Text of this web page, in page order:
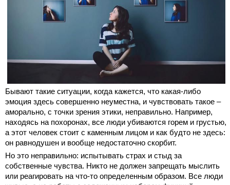
Бывают такие ситуации, когда кажется, что какая-либо
эмоция здесь совершенно неуместна, и чувствовать такое –
аморально, с точки зрения этики, неправильно. Например,
находясь на похоронах, все люди убиваются горем и грустью,
а этот человек стоит с каменным лицом и как будто не здесь:
он равнодушен и вообще недостаточно скорбит.
Но это неправильно: испытывать страх и стыд за
собственные чувства. Никто не должен запрещать мыслить
или реагировать на что-то определенным образом. Все люди